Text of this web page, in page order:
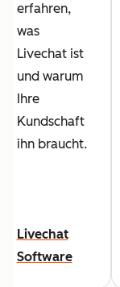
erfahren,
was
Livechat ist
und warum
Ihre
Kundschaft
ihn braucht.
Livechat
Software